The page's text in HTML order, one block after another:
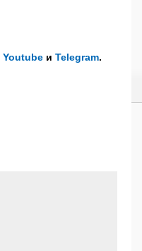
Youtube и Telegram.